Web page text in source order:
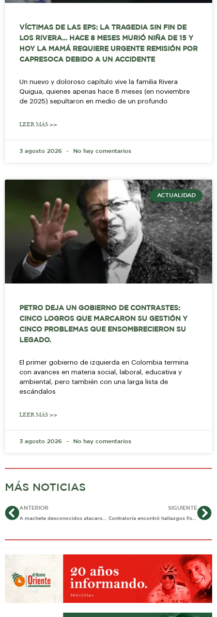
VÍCTIMAS DE LAS EPS: LA TRAGEDIA SIN FIN DE
LOS RIVERA… HACE 8 MESES MURIÓ NIÑA DE 15 Y
HOY LA MAMÁ REQUIERE URGENTE REMISIÓN POR
CAPRESOCA DEBIDO A UN ACCIDENTE
Un nuevo y doloroso capítulo vive la familia Rivera
Quigua, quienes apenas hace 8 meses (en noviembre
de 2025) sepultaron en medio de un profundo
LEER MÁS >>
3 agosto 2026 No hay comentarios
ACTUALIDAD
PETRO DEJA UN GOBIERNO DE CONTRASTES:
CINCO LOGROS QUE MARCARON SU GESTIÓN Y
CINCO PROBLEMAS QUE ENSOMBRECIERON SU
LEGADO.
El primer gobierno de izquierda en Colombia termina
con avances en materia social, laboral, educativa y
ambiental, pero también con una larga lista de
escándalos
LEER MÁS >>
3 agosto 2026 No hay comentarios
MÁS NOTICIAS
AntANTERIOR
A machete desconocidos atacaron a pareja en Hato Corozal
SIGUIENTE
Contraloría encontró hallazgos fiscales por más de 2 mil millones de pesos en alcaldía de Yopal